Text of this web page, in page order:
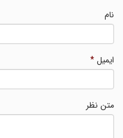
ایمیل*
متن نظر